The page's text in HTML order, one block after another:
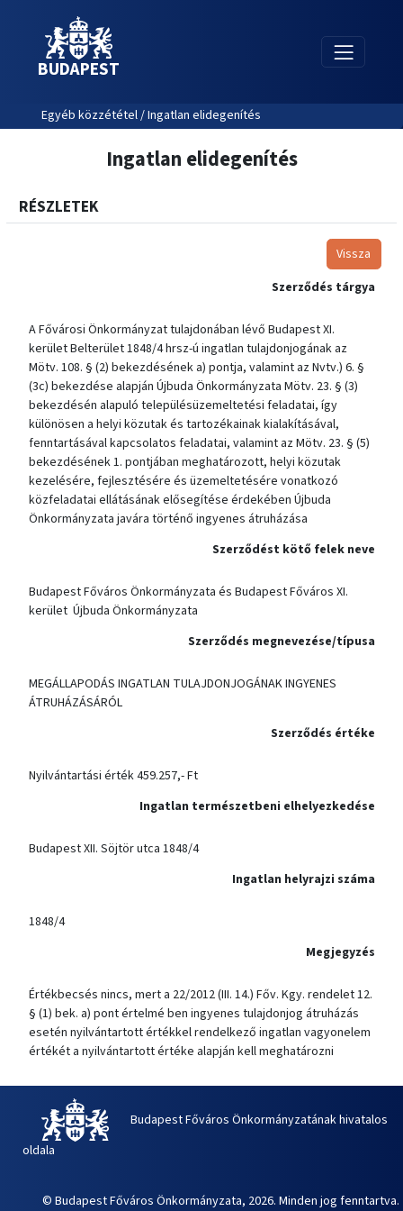
BUDAPEST
Egyéb közzététel / Ingatlan elidegenítés
Ingatlan elidegenítés
RÉSZLETEK
Vissza
Szerződés tárgya
A Fővárosi Önkormányzat tulajdonában lévő Budapest XI.
kerület Belterület 1848/4 hrsz-ú ingatlan tulajdonjogának az
Mötv. 108. § (2) bekezdésének a) pontja, valamint az Nvtv.) 6. §
(3c) bekezdése alapján Újbuda Önkormányzata Mötv. 23. § (3)
bekezdésén alapuló településüzemeltetési feladatai, így
különösen a helyi közutak és tartozékainak kialakításával,
fenntartásával kapcsolatos feladatai, valamint az Mötv. 23. § (5)
bekezdésének 1. pontjában meghatározott, helyi közutak
kezelésére, fejlesztésére és üzemeltetésére vonatkozó
közfeladatai ellátásának elősegítése érdekében Újbuda
Önkormányzata javára történő ingyenes átruházása
Szerződést kötő felek neve
Budapest Főváros Önkormányzata és Budapest Főváros XI.
kerület Újbuda Önkormányzata
Szerződés megnevezése/típusa
MEGÁLLAPODÁS INGATLAN TULAJDONJOGÁNAK INGYENES
ÁTRUHÁZÁSÁRÓL
Szerződés értéke
Nyilvántartási érték 459.257,- Ft
Ingatlan természetbeni elhelyezkedése
Budapest XII. Söjtör utca 1848/4
Ingatlan helyrajzi száma
1848/4
Megjegyzés
Értékbecsés nincs, mert a 22/2012 (III. 14.) Főv. Kgy. rendelet 12.
§ (1) bek. a) pont értelmé ben ingyenes tulajdonjog átruházás
esetén nyilvántartott értékkel rendelkező ingatlan vagyonelem
értékét a nyilvántartott értéke alapján kell meghatározni
Budapest Főváros Önkormányzatának hivatalos
oldala
© Budapest Főváros Önkormányzata, 2026. Minden jog fenntartva.